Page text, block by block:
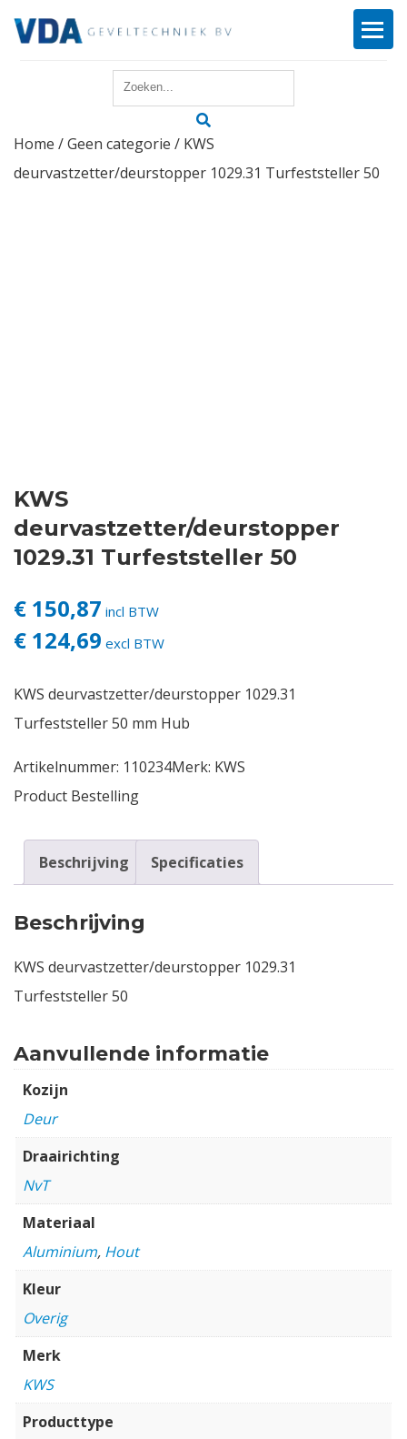
Reparatie
Login
Vacatures
Home /Geen categorie / KWS
deurvastzetter/deurstopper 1029.31 Turfeststeller 50
KWS
deurvastzetter/deurstopper
1029.31 Turfeststeller 50
€ 150,87 incl BTW
€ 124,69 excl BTW
KWS deurvastzetter/deurstopper 1029.31
Turfeststeller 50 mm Hub
Artikelnummer: 110234Merk: KWS
Product Bestelling
Beschrijving Specificaties
Beschrijving
KWS deurvastzetter/deurstopper 1029.31
Turfeststeller 50
Aanvullende informatie
Kozijn
Deur
Draairichting
NvT
Materiaal
Aluminium, Hout
Kleur
Overig
Merk
KWS
Producttype